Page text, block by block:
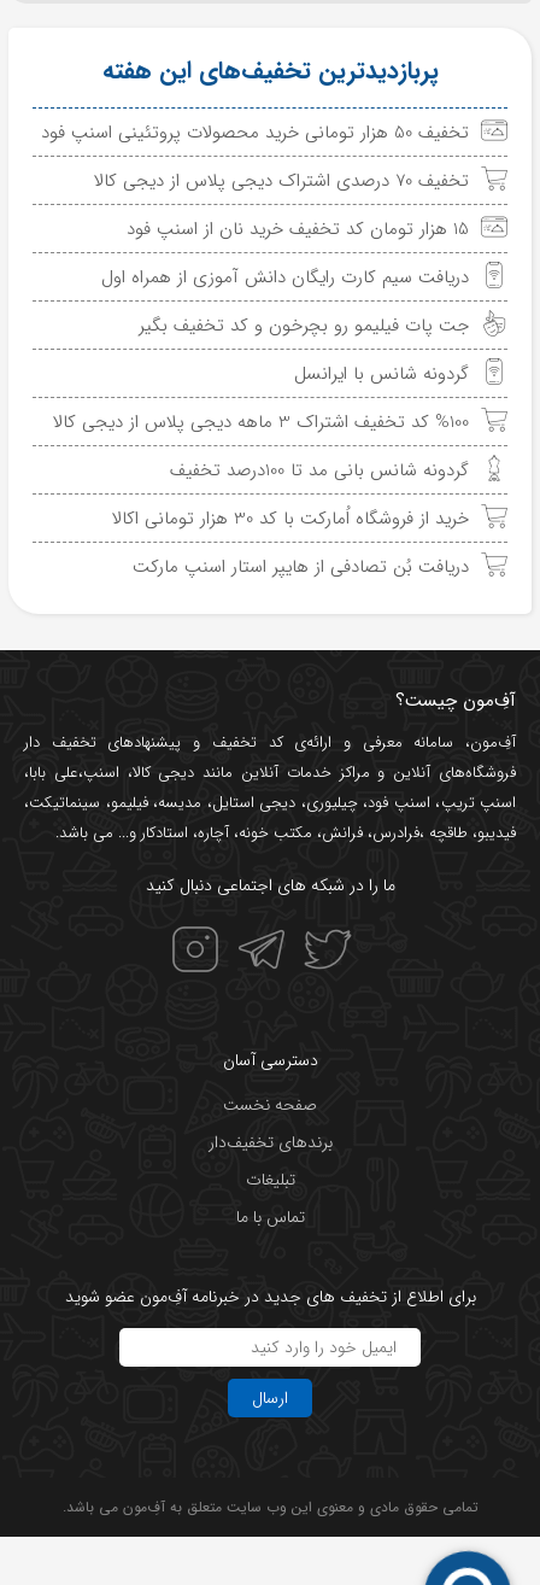
پربازدیدترین تخفیف‌های این هفته
تخفیف 50 هزار تومانی خرید محصولات پروتئینی اسنپ فود
تخفیف 70 درصدی اشتراک دیجی پلاس از دیجی کالا
15 هزار تومان کد تخفیف خرید نان از اسنپ فود
دریافت سیم کارت رایگان دانش آموزی از همراه اول
جت پات فیلیمو رو بچرخون و کد تخفیف بگیر
گردونه شانس با ایرانسل
%100 کد تخفیف اشتراک 3 ماهه دیجی پلاس از دیجی کالا
گردونه شانس بانی مد تا 100درصد تخفیف
خرید از فروشگاه اُمارکت با کد 30 هزار تومانی اکالا
دریافت بُن تصادفی از هایپر استار اسنپ مارکت
آفِ‌مون چیست؟
آفِ‌مون، سامانه معرفی و ارائه‌یکد تخفیف و پیشنهادهای تخفیف دار
فروشگاه‌های آنلاین و مراکز خدمات آنلاین مانند دیجی کالا، اسنپ،علی بابا،
اسنپ تریپ، اسنپ فود،چیلیوری، دیجی استایل، مدیسه،فیلیمو، سینماتیکت،
فیدیبو، طاقچه ،فرادرس، فرانش، مکتب خونه،آچاره، استادکار و... می باشد.
ما را در شبکه های اجتماعی دنبال کنید
دسترسی آسان
صفحه نخست
برندهای تخفیف‌دار
تبلیغات
تماس با ما
برای اطلاع از تخفیف های جدید در خبرنامه آفِ‌مون عضو شوید
ارسال
تمامی حقوق مادی و معنوی این وب سایت متعلق به آفِ‌مون می باشد.